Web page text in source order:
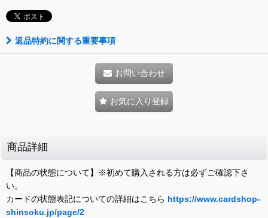
返品特約に関する重要事項
お問い合わせ
お気に入り登録
商品詳細
【商品の状態について】※初めて購入される方は必ずご確認下さ
い。
カードの状態表記についての詳細はこちら https://www.cardshop-
shinsoku.jp/page/2